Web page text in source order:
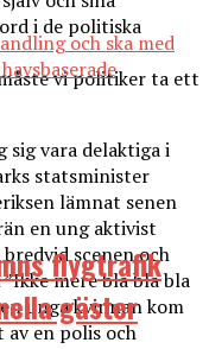
i de politiska
vi politiker ta ett
sig vara delaktiga i
statsminister
lämnat senen
en ung aktivist
scenen och
mere bla bla bla
unga kvinnan kom
en polis och
och ska med
flygtrafik
gäster